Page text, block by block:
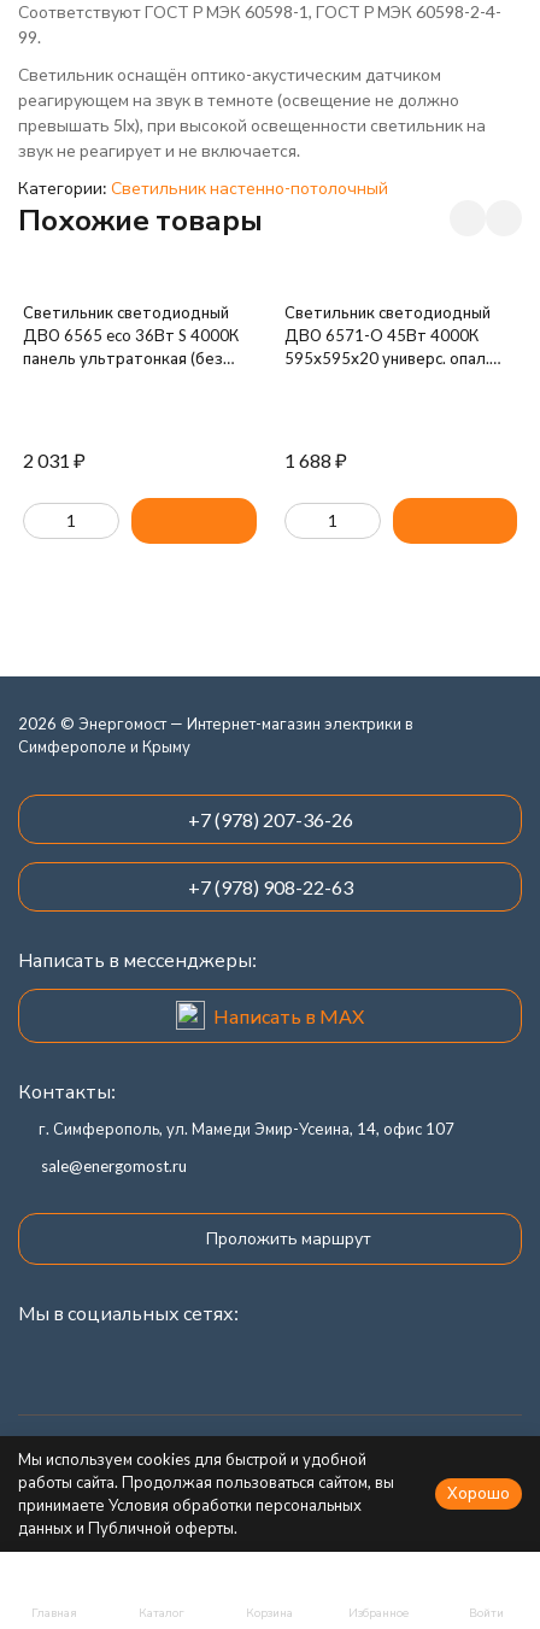
Соответствуют ГОСТ Р МЭК 60598-1, ГОСТ Р МЭК 60598-2-4-
99.
Светильник оснащён оптико-акустическим датчиком
реагирующем на звук в темноте (освещение не должно
превышать 5lx), при высокой освещенности светильник на
звук не реагирует и не включается.
Категории: Светильник настенно-потолочный
Похожие товары
Светильник светодиодный
ДВО 6565 eco 36Вт S 4000К
панель ультратонкая (без
2 031 ₽
Светильник светодиодный
ДВО 6571-O 45Вт 4000К
595х595х20 универс. опал.
1 688 ₽
Главная Каталог Корзина Избранное Войти
2026 © Энергомост — Интернет-магазин электрики в
Симферополе и Крыму
+7 (978) 207-36-26
+7 (978) 908-22-63
Написать в мессенджеры:
Написать в MAX
Контакты:
г. Симферополь, ул. Мамеди Эмир-Усеина, 14, офис 107
sale@energomost.ru
Проложить маршрут
Мы в социальных сетях:
Каталог товаров
Информация
Мы используем cookies для быстрой и удобной
работы сайта. Продолжая пользоваться сайтом, вы
принимаете Условия обработки персональных
данных и Публичной оферты.
Хорошо